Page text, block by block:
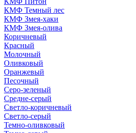
КМФ Темный лес
КМФ Змея-хаки
КМФ Змея-олива
Коричневый
Красный
Молочный
Оливковый
Оранжевый
Песочный
Серо-зеленый
Средне-серый
Светло-коричневый
Светло-серый
Темно-оливковый